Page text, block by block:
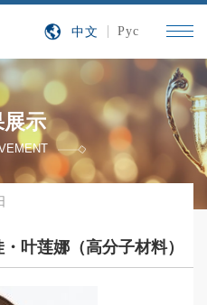
中文 Рус
示
叶莲娜（高分子材料）